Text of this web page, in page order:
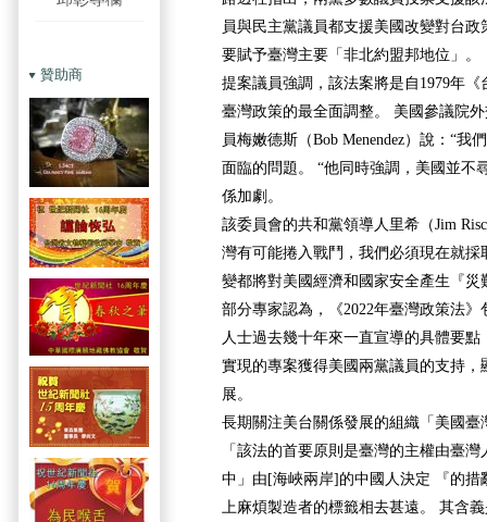
贊助商
員與民主黨議員都支援美國改變對台
要賦予臺灣主要「非北約盟邦地位」。
提案議員強調，該法案將是自1979年
臺灣政策的最全面調整。 美國參議院
員梅嫩德斯（Bob Menendez）說：“我
面臨的問題。 “他同時強調，美國並不
係加劇。
該委員會的共和黨領導人里希（Jim
灣有可能捲入戰鬥，我們必須現在就
變都將對美國經濟和國家安全產生『災
部分專家認為，《2022年臺灣政策法
人士過去幾十年來一直宣導的具體要
實現的專案獲得美國兩黨議員的支持
展。
長期關注美台關係發展的組織「美國
「該法的首要原則是臺灣的主權由臺
中」由[海峽兩岸]的中國人決定 『的措
上麻煩製造者的標籤相去甚遠。 其含